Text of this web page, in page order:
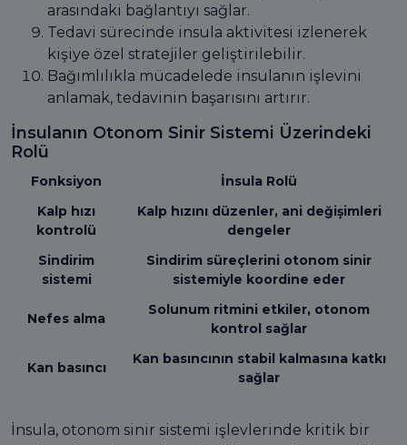
arasındaki bağlantıyı sağlar.
Tedavi sürecinde insula aktivitesi izlenerek
kişiye özel stratejiler geliştirilebilir.
Bağımlılıkla mücadelede insulanın işlevini
anlamak, tedavinin başarısını artırır.
İnsulanın Otonom Sinir Sistemi Üzerindeki
Rolü
Fonksiyon
İnsula Rolü
Kalp hızı
kontrolü
Kalp hızını düzenler, ani değişimleri
dengeler
Sindirim
sistemi
Sindirim süreçlerini otonom sinir
sistemiyle koordine eder
Nefes alma
Solunum ritmini etkiler, otonom
kontrol sağlar
Kan basıncı
Kan basıncının stabil kalmasına katkı
sağlar
İnsula, otonom sinir sistemi işlevlerinde kritik bir